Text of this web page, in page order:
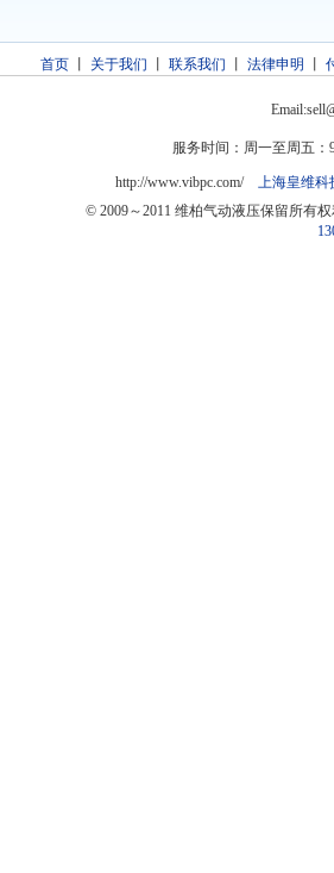
首页丨 关于我们 联系我们 法律申明
服务时间：周一至周五：
http://www.vibpc.com/ 上海皇维科
© 2009～2011 维柏气动液压保留所有